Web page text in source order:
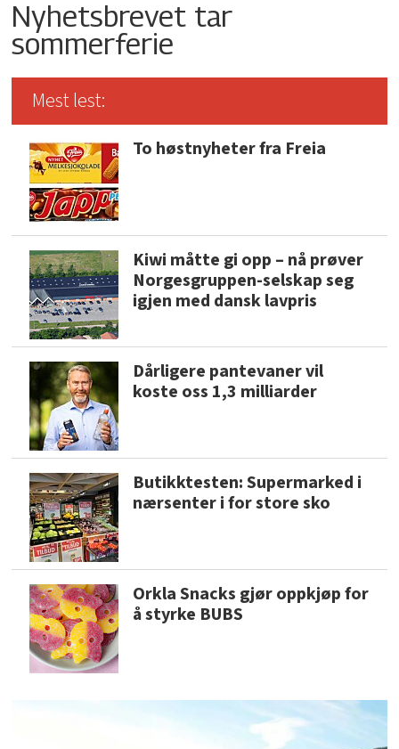
Nyhetsbrevet tar
sommerferie
Mest lest:
To høstnyheter fra Freia
Kiwi måtte gi opp – nå prøver
Norgesgruppen-selskap seg
igjen med dansk lavpris
Dårligere pantevaner vil
koste oss 1,3 milliarder
Butikktesten: Supermarked i
nærsenter i for store sko
Orkla Snacks gjør oppkjøp for
å styrke BUBS